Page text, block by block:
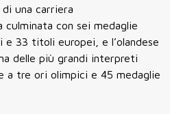
di una carriera
culminata con sei medaglie
e 33 titoli europei, e l’olandese
delle più grandi interpreti
a tre ori olimpici e 45 medaglie